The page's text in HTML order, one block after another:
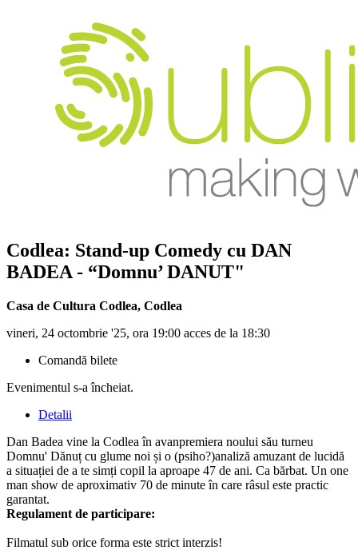
Codlea: Stand-up Comedy cu DAN
BADEA - “Domnu’ DANUT"
Casa de Cultura Codlea, Codlea
vineri, 24 octombrie '25, ora 19:00 acces de la 18:30
Comandă bilete
Evenimentul s-a încheiat.
Detalii
Dan Badea vine la Codlea în avanpremiera noului său turneu
Domnu' Dănuț cu glume noi și o (psiho?)analiză amuzant de lucidă
a situației de a te simți copil la aproape 47 de ani. Ca bărbat. Un one
man show de aproximativ 70 de minute în care râsul este practic
garantat.
Regulament de participare:
Filmatul sub orice forma este strict interzis!